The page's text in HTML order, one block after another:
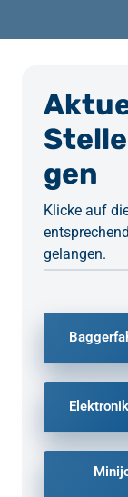
gen
Klicke auf
gelangen.